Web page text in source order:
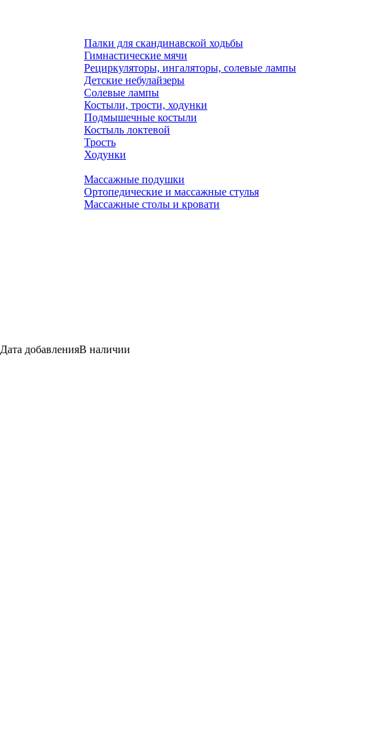
Палки для скандинавской ходьбы
Гимнастические мячи
Рециркуляторы, ингаляторы, солевые лампы
Детские небулайзеры
Солевые лампы
Костыли, трости, ходунки
Подмышечные костыли
Костыль локтевой
Трость
Ходунки
Массажные подушки
Ортопедические и массажные стулья
Массажные столы и кровати
Дата добавленияВ наличии